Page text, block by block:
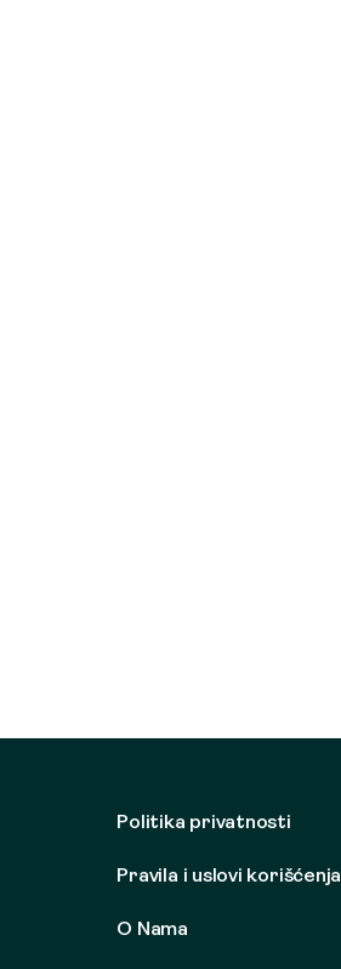
Politika privatnosti
Pravila i uslovi korišćenja
O Nama